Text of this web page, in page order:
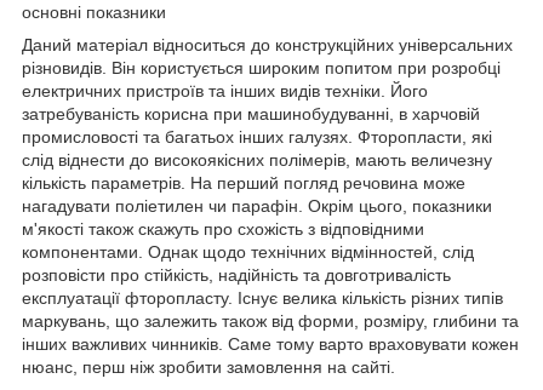
основні показники
Даний матеріал відноситься до конструкційних універсальних
різновидів. Він користується широким попитом при розробці
електричних пристроїв та інших видів техніки. Його
затребуваність корисна при машинобудуванні, в харчовій
промисловості та багатьох інших галузях. Фторопласти, які
слід віднести до високоякісних полімерів, мають величезну
кількість параметрів. На перший погляд речовина може
нагадувати поліетилен чи парафін. Окрім цього, показники
м'якості також скажуть про схожість з відповідними
компонентами. Однак щодо технічних відмінностей, слід
розповісти про стійкість, надійність та довготривалість
експлуатації фторопласту. Існує велика кількість різних типів
маркувань, що залежить також від форми, розміру, глибини та
інших важливих чинників. Саме тому варто враховувати кожен
нюанс, перш ніж зробити замовлення на сайті.